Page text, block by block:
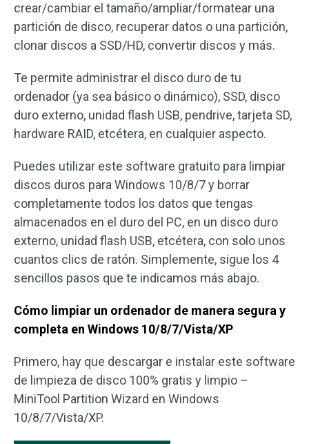
crear/cambiar el tamaño/ampliar/formatear una
partición de disco, recuperar datos o una partición,
clonar discos a SSD/HD, convertir discos y más.
Te permite administrar el disco duro de tu
ordenador (ya sea básico o dinámico), SSD, disco
duro externo, unidad flash USB, pendrive, tarjeta SD,
hardware RAID, etcétera, en cualquier aspecto.
Puedes utilizar este software gratuito para limpiar
discos duros para Windows 10/8/7 y borrar
completamente todos los datos que tengas
almacenados en el duro del PC, en un disco duro
externo, unidad flash USB, etcétera, con solo unos
cuantos clics de ratón. Simplemente, sigue los 4
sencillos pasos que te indicamos más abajo.
Cómo limpiar un ordenador de manera segura y
completa en Windows 10/8/7/Vista/XP
Primero, hay que descargar e instalar este software
de limpieza de disco 100% gratis y limpio –
MiniTool Partition Wizard en Windows
10/8/7/Vista/XP.